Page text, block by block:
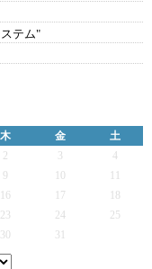
テム"
木 金
土
2 3
4
9
16 17
23 24
25
30 31